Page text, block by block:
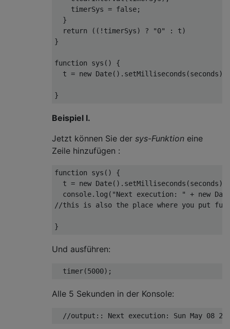
    timerSys =
false;
  }
return ((!timerSys) ? "0"
: t)
}
function sys ( ) {
  t =
new Date().setMilliseconds(seconds);
Beispiel I.
Jetzt können Sie der sys-Funktion eine
Zeile hinzufügen :
function sys ( ) {
  t =
new Date().setMilliseconds(seconds);
console.log( "Next execution: " + new
//this is also the place where you put
Und ausführen:
  timer(
5000
Alle 5 Sekunden in der Konsole:
//output:: Next execution: Sun May 08